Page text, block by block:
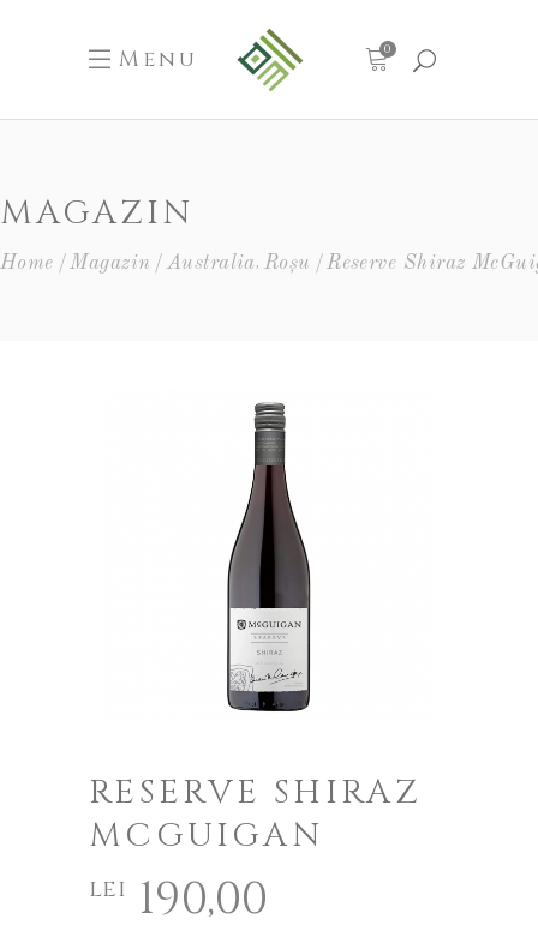
Menu 0
MAGAZIN
Home Magazin Australia, Roșu Reserve Shiraz
RESERVE SHIRAZ
MCGUIGAN
lei 190,00